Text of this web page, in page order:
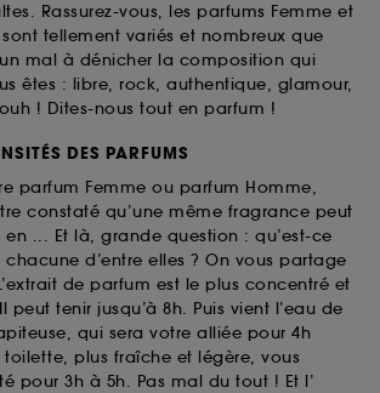
Rassurez-vous, les parfums Femme et
tellement variés et nombreux que
mal à dénicher la composition qui
êtes : libre, rock, authentique, glamour,
! Dites-nous tout en parfum !
DES PARFUMS
parfum Femme ou parfum Homme,
constaté qu’une même fragrance peut
... Et là, grande question : qu’est-ce
d’entre elles ? On vous partage
de parfum est le plus concentré et
peut tenir jusqu’à 8h. Puis vient l’eau de
qui sera votre alliée pour 4h
toilette, plus fraîche et légère, vous
pour 3h à 5h. Pas mal du tout ! Et l’